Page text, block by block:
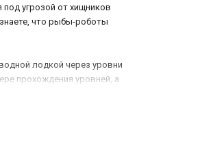
угрозой от хищников
что рыбы-роботы
лодкой через уровни
прохождения уровней, а